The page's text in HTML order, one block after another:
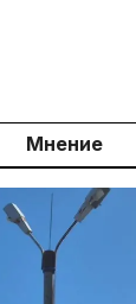
Мнение